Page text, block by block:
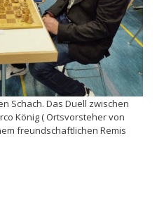
Schach. Das Duell zwischen
König ( Ortsvorsteher von
freundschaftlichen Remis